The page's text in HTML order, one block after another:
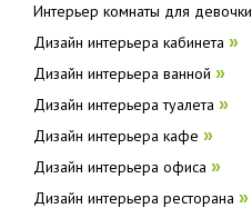
Интерьер комнаты для девочки
Дизайн интерьера кабинета »
Дизайн интерьера ванной »
Дизайн интерьера туалета »
Дизайн интерьера кафе »
Дизайн интерьера офиса »
Дизайн интерьера ресторана »